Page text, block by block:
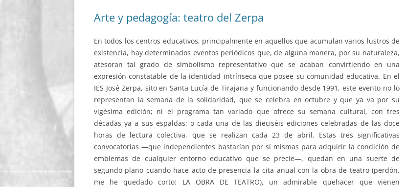
Arte y pedagogía: teatro del Zerpa
En todos los centros educativos, principalmente en aquellos que acumulan varios lustros de
existencia, hay determinados eventos periódicos que, de alguna manera, por su naturaleza,
atesoran tal grado de simbolismo representativo que se acaban convirtiendo en una
expresión constatable de la identidad intrínseca que posee su comunidad educativa. En el
IES José Zerpa, sito en Santa Lucía de Tirajana y funcionando desde 1991, este evento no lo
representan la semana de la solidaridad, que se celebra en octubre y que ya va por su
vigésima edición; ni el programa tan variado que ofrece su semana cultural, con tres
décadas ya a sus espaldas; o cada una de las dieciséis ediciones celebradas de las doce
horas de lectura colectiva, que se realizan cada 23 de abril. Estas tres significativas
convocatorias —que independientes bastarían por sí mismas para adquirir la condición de
emblemas de cualquier entorno educativo que se precie—, quedan en una suerte de
segundo plano cuando hace acto de presencia la cita anual con la obra de teatro (perdón,
me he quedado corto: LA OBRA DE TEATRO), un admirable quehacer que vienen